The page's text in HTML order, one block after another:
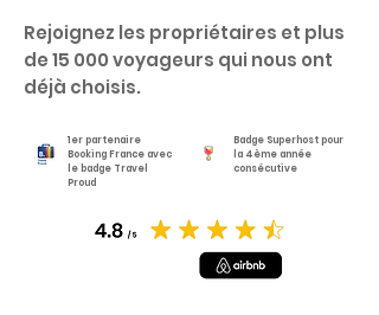
Rejoignez les propriétaires et plus
de 15 000 voyageurs qui nous ont
déjà choisis.
1er partenaire
Booking France avec
le badge Travel
Proud
Badge Superhost pour
la 4ème année
consécutive